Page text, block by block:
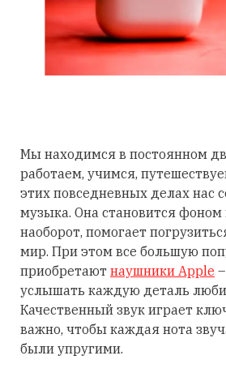
Мы находимся в постоянном
работаем, учимся,
этих повседневных делах нас
музыка. Она становится фоном
наоборот, помогает
мир. При этом все большую
приобретают наушники Apple
услышать каждую деталь
Качественный звук играет
важно, чтобы каждая нота
были упругими.